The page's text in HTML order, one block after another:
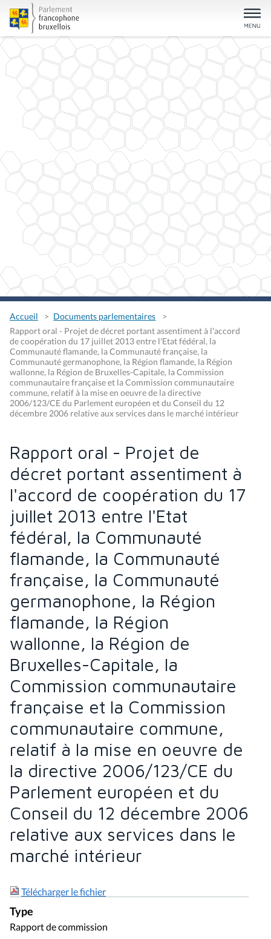
Accueil
Documents parlementaires
Rapport oral - Projet de décret portant assentiment à l'accord
de coopération du 17 juillet 2013 entre l'Etat fédéral, la
Communauté flamande, la Communauté française, la
Communauté germanophone, la Région flamande, la Région
wallonne, la Région de Bruxelles-Capitale, la Commission
communautaire française et la Commission communautaire
commune, relatif à la mise en oeuvre de la directive
2006/123/CE du Parlement européen et du Conseil du 12
décembre 2006 relative aux services dans le marché intérieur
Rapport oral - Projet de
décret portant assentiment à
l'accord de coopération du 17
juillet 2013 entre l'Etat
fédéral, la Communauté
flamande, la Communauté
française, la Communauté
germanophone, la Région
flamande, la Région
wallonne, la Région de
Bruxelles-Capitale, la
Commission communautaire
française et la Commission
communautaire commune,
relatif à la mise en oeuvre de
la directive 2006/123/CE du
Parlement européen et du
Conseil du 12 décembre 2006
relative aux services dans le
marché intérieur
Télécharger le fichier
Type
Rapport de commission